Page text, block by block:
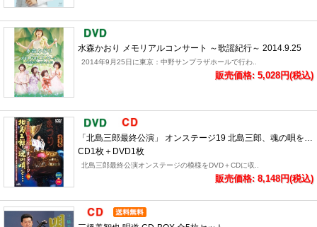
水森かおり メモリアルコンサート ～歌謡紀行～ 2014.9.25
2014年9月25日に東京：中野サンプラザホールで行わ..
販売価格: 5,028円(税込)
「北島三郎最終公演」 オンステージ19 北島三郎、魂の唄を…
CD1枚＋DVD1枚
北島三郎最終公演オンステージの模様をDVD＋CDに収..
販売価格: 8,148円(税込)